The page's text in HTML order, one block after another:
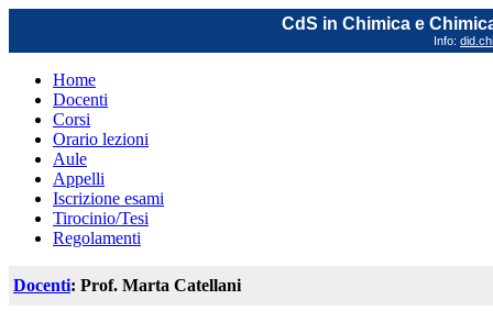
CdS in Chimica e
Info:
Home
Docenti
Corsi
Orario lezioni
Aule
Appelli
Iscrizione esami
Tirocinio/Tesi
Regolamenti
Docenti: Prof. Marta Catellani